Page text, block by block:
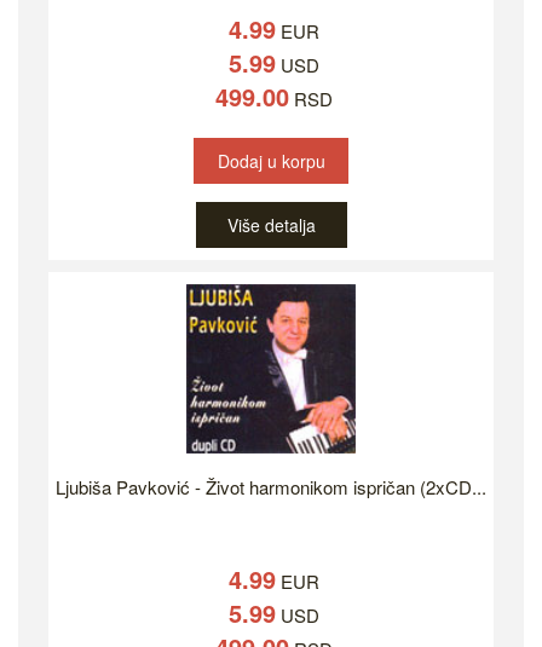
4.99 EUR
5.99 USD
499.00 RSD
Dodaj u korpu
Više detalja
Ljubiša Pavković - Život harmonikom ispričan (2xCD...
4.99 EUR
5.99 USD